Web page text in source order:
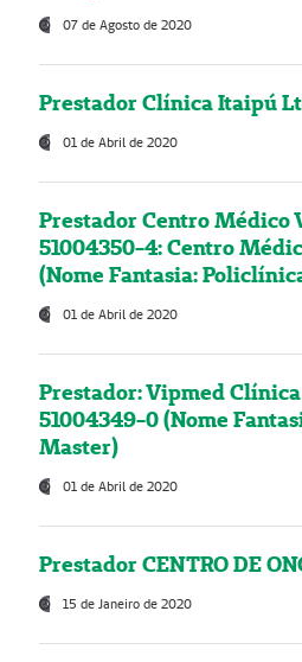
07 de Agosto de 2020
Prestador Clínica Itaipú
01 de Abril de 2020
Prestador Centro Médico
51004350-4: Centro
(Nome Fantasia:
01 de Abril de 2020
Prestador: Vipmed
51004349-0 (Nome
Master)
01 de Abril de 2020
Prestador CENTRO DE
15 de Janeiro de 2020